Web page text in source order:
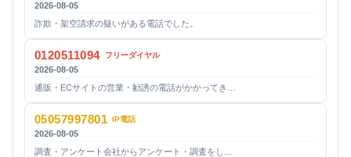
2026-08-05
詐欺・架空請求の疑いがある電話でした。
0120511094 フリーダイヤル
2026-08-05
通販・ECサイトの営業・勧誘の電話がかかってき…
05057997801 IP電話
2026-08-05
調査・アンケート会社からアンケート・調査をし…